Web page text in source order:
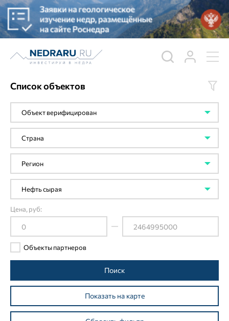
Список объектов
Цена, руб:
Объекты партнеров
Поиск
Показать на карте